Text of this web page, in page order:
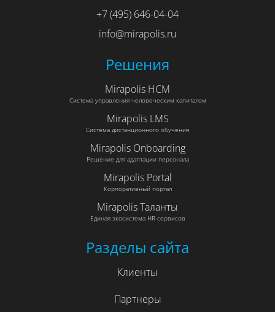
+7 (495) 646-04-04
info@mirapolis.ru
Решения
Mirapolis HCM
Система управления человеческим капиталом
Mirapolis LMS
Система дистанционного обучения
Mirapolis Onboarding
Решение для адаптации персонала
Mirapolis Portal
Корпоративный портал
Mirapolis Таланты
Единая экосистема HR-сервисов
Разделы сайта
Клиенты
Партнеры